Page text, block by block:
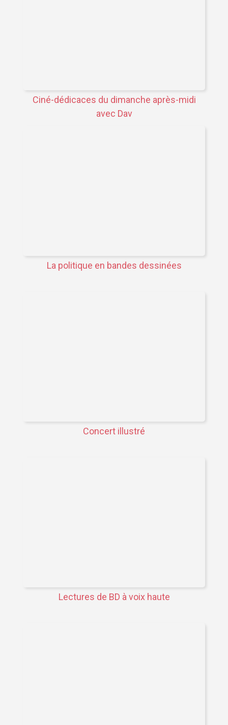
Ciné-dédicaces du dimanche après-midi
avec Dav
La politique en bandes dessinées
Concert illustré
Lectures de BD à voix haute